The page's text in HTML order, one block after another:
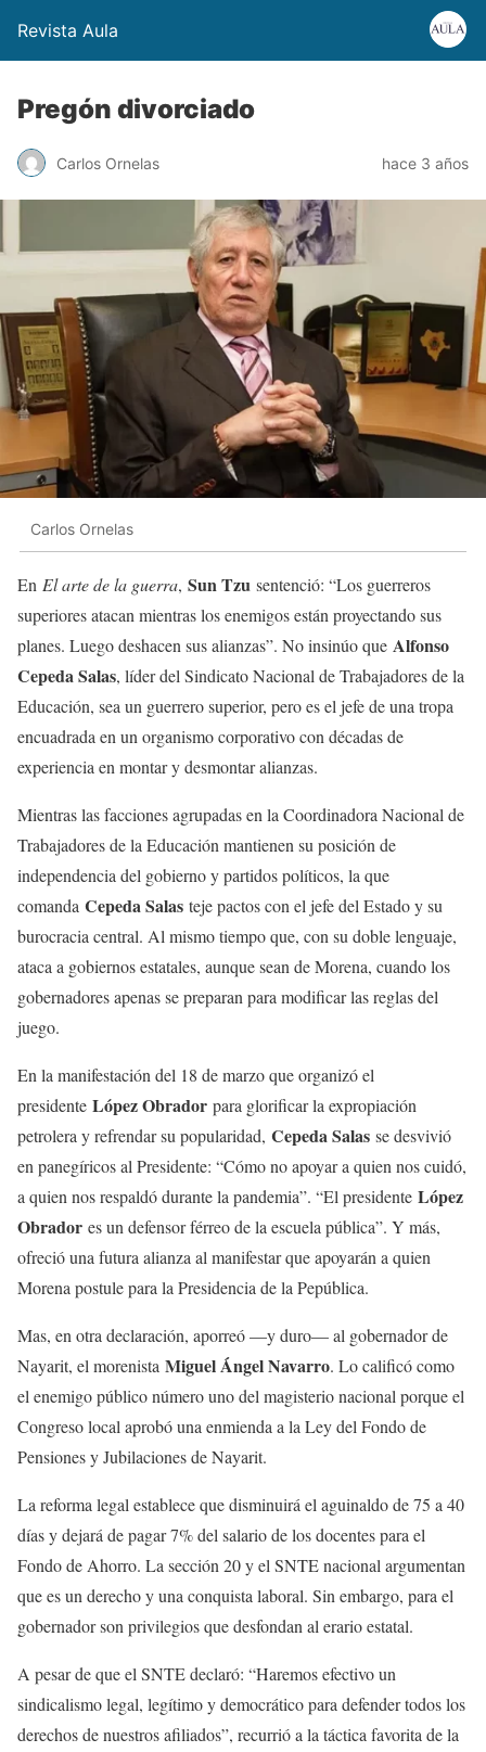
Revista Aula
Pregón divorciado
Carlos Ornelas hace 3 años
Carlos Ornelas
En El arte de la guerra, Sun Tzu sentenció: “Los guerreros
superiores atacan mientras los enemigos están proyectando sus
planes. Luego deshacen sus alianzas”. No insinúo que Alfonso
Cepeda Salas, líder del Sindicato Nacional de Trabajadores de la
Educación, sea un guerrero superior, pero es el jefe de una tropa
encuadrada en un organismo corporativo con décadas de
experiencia en montar y desmontar alianzas.
Mientras las facciones agrupadas en la Coordinadora Nacional de
Trabajadores de la Educación mantienen su posición de
independencia del gobierno y partidos políticos, la que
comanda Cepeda Salas teje pactos con el jefe del Estado y su
burocracia central. Al mismo tiempo que, con su doble lenguaje,
ataca a gobiernos estatales, aunque sean de Morena, cuando los
gobernadores apenas se preparan para modificar las reglas del
juego.
En la manifestación del 18 de marzo que organizó el
presidente López Obrador para glorificar la expropiación
petrolera y refrendar su popularidad, Cepeda Salas se desvivió
en panegíricos al Presidente: “Cómo no apoyar a quien nos cuidó,
a quien nos respaldó durante la pandemia”. “El presidente López
Obrador es un defensor férreo de la escuela pública”. Y más,
ofreció una futura alianza al manifestar que apoyarán a quien
Morena postule para la Presidencia de la Pepública.
Mas, en otra declaración, aporreó —y duro— al gobernador de
Nayarit, el morenista Miguel Ángel Navarro. Lo calificó como
el enemigo público número uno del magisterio nacional porque el
Congreso local aprobó una enmienda a la Ley del Fondo de
Pensiones y Jubilaciones de Nayarit.
La reforma legal establece que disminuirá el aguinaldo de 75 a 40
días y dejará de pagar 7% del salario de los docentes para el
Fondo de Ahorro. La sección 20 y el SNTE nacional argumentan
que es un derecho y una conquista laboral. Sin embargo, para el
gobernador son privilegios que desfondan al erario estatal.
A pesar de que el SNTE declaró: “Haremos efectivo un
sindicalismo legal, legítimo y democrático para defender todos los
derechos de nuestros afiliados”, recurrió a la táctica favorita de la